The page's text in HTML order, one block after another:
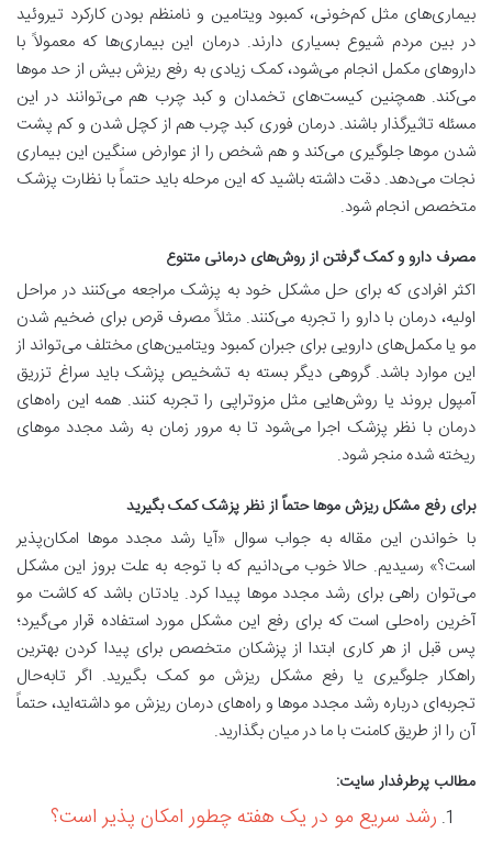
بیماری‌های مثل کم‌خونی، کمبود ویتامین و نامنظم بودن کارکرد تیروئید
در بین مردم شیوع بسیاری دارند. درمان این بیماری‌ها که معمولاً با
داروهای مکمل انجام می‌شود، کمک زیادی به رفع ریزش بیش از حد موها
می‌کند. همچنین کیست‌های تخمدان و کبد چرب هم می‌توانند در این
مسئله تاثیرگذار باشند. درمان فوری کبد چرب هم از کچل شدن و کم پشت
شدن موها جلوگیری می‌کند و هم شخص را از عوارض سنگین این بیماری
نجات می‌دهد. دقت داشته باشید که این مرحله باید حتماً با نظارت پزشک
متخصص انجام شود.
مصرف دارو و کمک گرفتن از روش‌های درمانی متنوع
اکثر افرادی که برای حل مشکل خود به پزشک مراجعه می‌کنند در مراحل
اولیه، درمان با دارو را تجربه می‌کنند. مثلاً مصرف قرص برای ضخيم شدن
مو یا مکمل‌های دارویی برای جبران کمبود ویتامین‌های مختلف می‌تواند از
این موارد باشد. گروهی دیگر بسته به تشخیص پزشک باید سراغ تزریق
آمپول بروند یا روش‌هایی مثل مزوتراپی را تجربه کنند. همه این راه‌های
درمان با نظر پزشک اجرا می‌شود تا به مرور زمان به رشد مجدد موهای
ریخته شده منجر شود.
برای رفع مشکل ریزش موها حتماً از نظر پزشک کمک بگیرید
با خواندن این مقاله به جواب سوال «آیا رشد مجدد موها امکان‌پذیر
است؟» رسیدیم. حالا خوب می‌دانیم که با توجه به علت بروز این مشکل
می‌توان راهی برای رشد مجدد موها پیدا کرد. یادتان باشد که کاشت مو
آخرین راه‌حلی است که برای رفع این مشکل مورد استفاده قرار می‌گیرد؛
پس قبل از هر کاری ابتدا از پزشکان متخصص برای پیدا کردن بهترین
راهکار جلوگیری یا رفع مشکل ریزش مو کمک بگیرید. اگر تابه‌حال
تجربه‌ای درباره رشد مجدد موها و راه‌های درمان ریزش مو داشته‌اید، حتماً
آن را از طریق کامنت با ما در میان بگذارید.
مطالب پرطرفدار سایت:
رشد سریع مو در یک هفته چطور امکان پذیر است؟